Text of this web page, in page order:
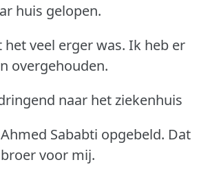
huis gelopen.
het veel erger was. Ik heb er
overgehouden.
naar het ziekenhuis
Sababti opgebeld. Dat
voor mij.